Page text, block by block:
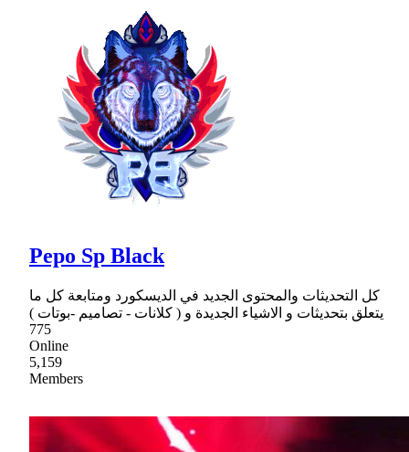
Pepo Sp Black
كل التحديثات والمحتوى الجديد في الديسكورد ومتابعة كل ما
يتعلق بتحديثات و الاشياء الجديدة و ( كلانات - تصاميم -بوتات )
775
Online
5,159
Members